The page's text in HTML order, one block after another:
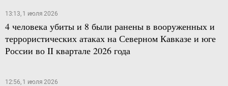
13:13, 1 июля 2026
4 человека убиты и 8 были ранены в вооруженных и
террористических атаках на Северном Кавказе и юге
России во II квартале 2026 года
12:56, 1 июля 2026